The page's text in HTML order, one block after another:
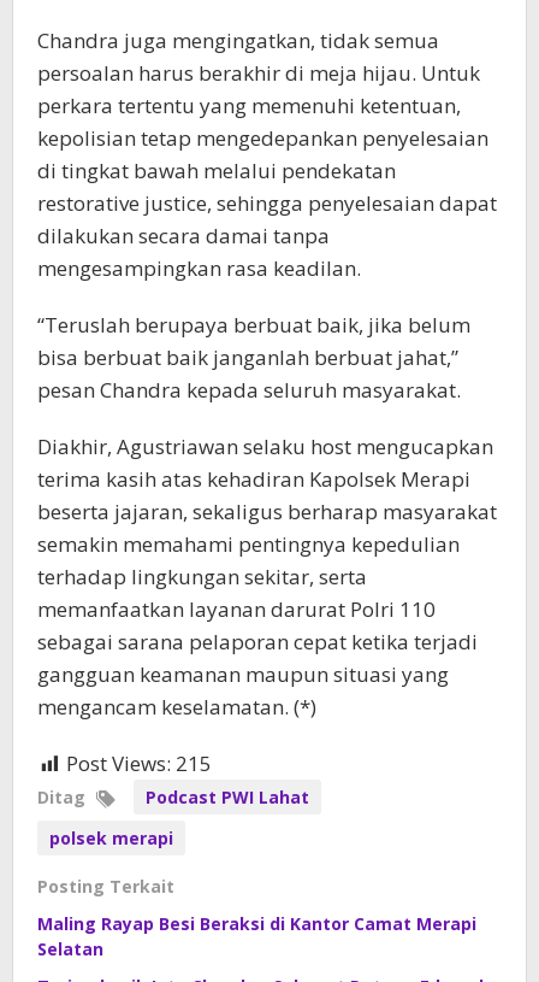
Chandra juga mengingatkan, tidak semua
persoalan harus berakhir di meja hijau. Untuk
perkara tertentu yang memenuhi ketentuan,
kepolisian tetap mengedepankan penyelesaian
di tingkat bawah melalui pendekatan
restorative justice, sehingga penyelesaian dapat
dilakukan secara damai tanpa
mengesampingkan rasa keadilan.
“Teruslah berupaya berbuat baik, jika belum
bisa berbuat baik janganlah berbuat jahat,”
pesan Chandra kepada seluruh masyarakat.
Diakhir, Agustriawan selaku host mengucapkan
terima kasih atas kehadiran Kapolsek Merapi
beserta jajaran, sekaligus berharap masyarakat
semakin memahami pentingnya kepedulian
terhadap lingkungan sekitar, serta
memanfaatkan layanan darurat Polri 110
sebagai sarana pelaporan cepat ketika terjadi
gangguan keamanan maupun situasi yang
mengancam keselamatan. (*)
Post Views: 215
Ditag
Podcast PWI Lahat
polsek merapi
Posting Terkait
Maling Rayap Besi Beraksi di Kantor Camat Merapi
Selatan